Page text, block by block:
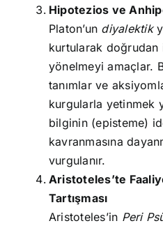
Hipotezios ve
Platon’un diyalektik
kurtularak doğrudan
yönelmeyi amaçlar.
tanımlar ve
kurgularla yetinmek
bilginin (episteme)
kavranmasına
vurgulanır.
Aristoteles’te
Tartışması
Aristoteles’in Peri